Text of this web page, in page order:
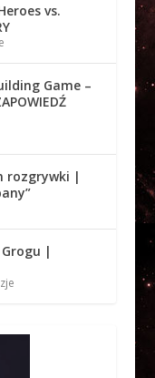
vs.
Game –
rozgrywki |
|